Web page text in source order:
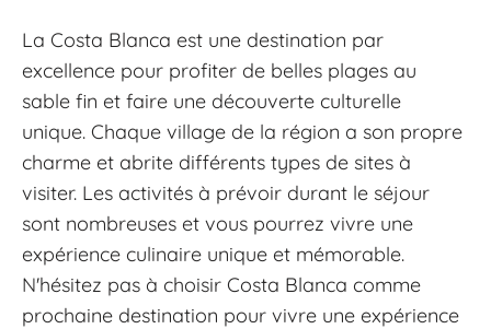
La Costa Blanca est une destination par
excellence pour profiter de belles plages au
sable fin et faire une découverte culturelle
unique. Chaque village de la région a son propre
charme et abrite différents types de sites à
visiter. Les activités à prévoir durant le séjour
sont nombreuses et vous pourrez vivre une
expérience culinaire unique et mémorable.
N'hésitez pas à choisir Costa Blanca comme
prochaine destination pour vivre une expérience